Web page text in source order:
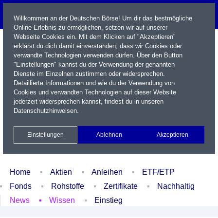
Name / WKN / ISIN / Kürzel
Xetra Realtime
Watchlist Portfolio Login
Home Aktien Anleihen
ETF/ETP
Fonds
Rohstoffe Zertifikate
Nachhaltig
News
Wissen Einstieg
Willkommen an der Deutschen Börse! Um dir das bestmögliche
Online-Erlebnis zu ermöglichen, setzen wir auf unserer
Webseite Cookies ein. Mit dem Klicken auf "Akzeptieren"
erklärst du dich damit einverstanden, dass wir Cookies oder
verwandte Technologien verwenden dürfen. Über den Button
"Einstellungen" kannst du der Verwendung der genannten
Dienste im Einzelnen zustimmen oder widersprechen.
Detaillierte Informationen und wie du der Verwendung von
Cookies und verwandten Technologien auf dieser Website
jederzeit widersprechen kannst, findest du in unseren
Datenschutzhinweisen.
Einstellungen Ablehnen Akzeptieren